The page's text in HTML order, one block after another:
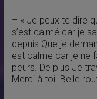
– « Je peux te dire
s’est calmé car je
depuis Que je
est calme car je ne
peurs. De plus Je
Merci à toi. Belle